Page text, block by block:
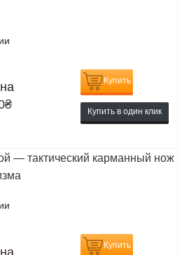
₴
Купить
Купить в один клик
— тактический карманный нож
Купить